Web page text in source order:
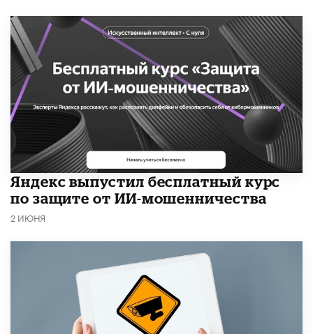
​Яндекс выпустил бесплатный курс
по защите от ИИ-мошенничества
2 ИЮНЯ